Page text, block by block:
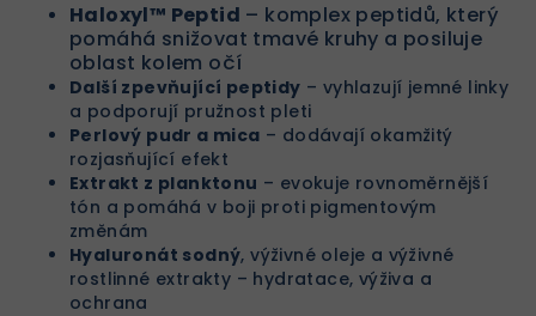
Haloxyl™ Peptid – komplex peptidů, který
pomáhá snižovat tmavé kruhy a posiluje
oblast kolem očí
Další zpevňující peptidy – vyhlazují jemné linky
a podporují pružnost pleti
Perlový pudr a mica – dodávají okamžitý
rozjasňující efekt
Extrakt z planktonu – evokuje rovnoměrnější
tón a pomáhá v boji proti pigmentovým
změnám
Hyaluronát sodný, výživné oleje a výživné
rostlinné extrakty – hydratace, výživa a
ochrana